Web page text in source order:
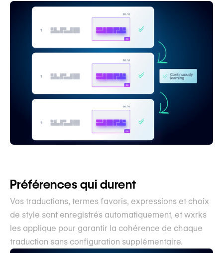
Préférences qui durent
Vos traductions, termes favoris, expressions et choix
de style sont enregistrés automatiquement, et wxrks
les applique pour garantir la cohérence de chaque
traduction sans configuration supplémentaire.